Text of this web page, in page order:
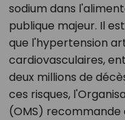
sodium dans
publique majeur. Il
que l'hypertension
cardiovasculaires,
deux millions de
ces risques,
(OMS) recommande